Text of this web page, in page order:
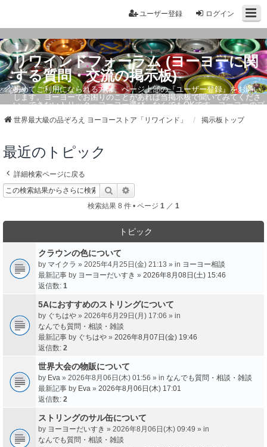
ログイン
ユーザー登録
リワインドフォーラム (ヨーヨーに関
する質問・交流の掲示板)
初めてご利用になられる方は、ページ上部の『ユーザー登録』をお願い
します。ヨーヨーでお困りのことがあれば当掲示板で聞いてみてくださ
い。できないトリック・ヨーヨー選び、なんでもOKです。ヨーヨーのプ
世界最大級の品ぞろえ ヨーヨーストア「リワインド」 掲示板トップ
最近のトピック
詳細検索ページに戻る
検索
検索結果 8 件 • ページ 1 ／ 1
トピック
クラウンの色について
by マイクラ » 2025年4月25日(金) 21:13 » in ヨーヨー相談
最新記事 by ヨーヨーだいすき » 2026年8月08日(土) 15:46
返信数: 1
5Aにおすすめのストリングについて
by ぐちはや » 2026年6月29日(月) 17:06 » in
なんでも質問・相談・雑談
最新記事 by ぐちはや » 2026年8月07日(金) 19:46
返信数: 2
世界大会の物販について
by Eva » 2026年8月06日(木) 01:56 » in なんでも質問・相談・雑談
最新記事 by Eva » 2026年8月06日(木) 17:01
返信数: 2
ストリングのサル缶について
by ヨーヨーだいすき » 2026年8月06日(木) 09:49 » in
なんでも質問・相談・雑談